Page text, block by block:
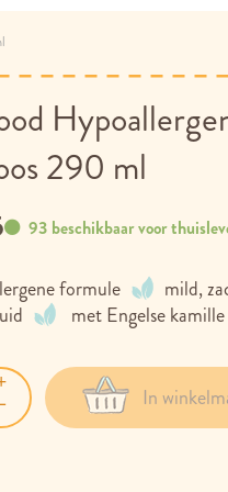
290 ml
formule
mild,
met Engelse
93 beschikbaar voor
In